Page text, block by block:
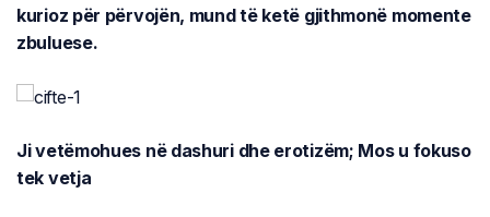
kurioz për përvojën, mund të ketë gjithmonë momente
zbuluese.
Ji vetëmohues në dashuri dhe erotizëm; Mos u fokuso
tek vetja